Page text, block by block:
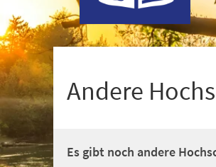
Andere
Es gibt noch andere